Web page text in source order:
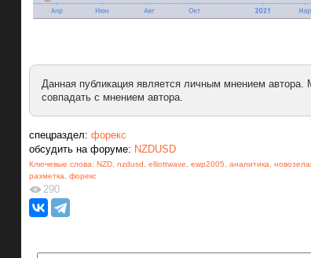
Данная публикация является личным мнением
совпадать с мнением автора.
спецраздел: форекс
обсудить на форуме: NZDUSD
Ключевые слова: NZD nzdusd elliottwave ewp2005 аналитика
разметка
форекс
290